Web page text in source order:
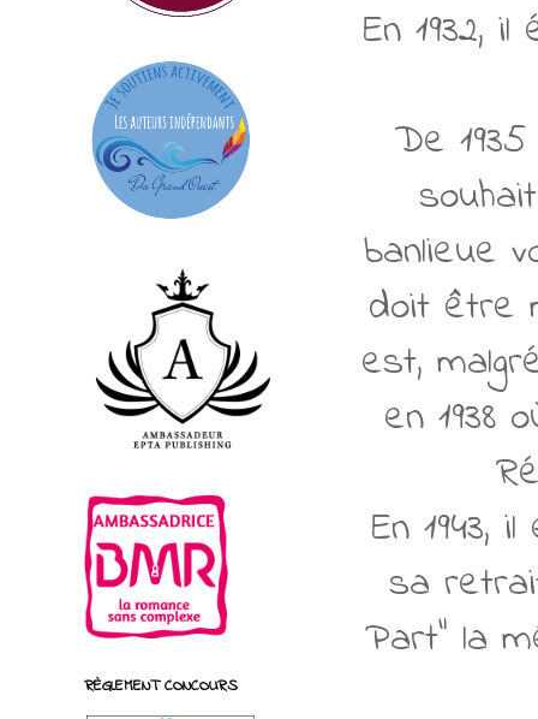
En 1932,
De
banlieue
doit être
est,
en 1938
En 1943,
sa
Part" la
RÈGLEMENT CONCOURS